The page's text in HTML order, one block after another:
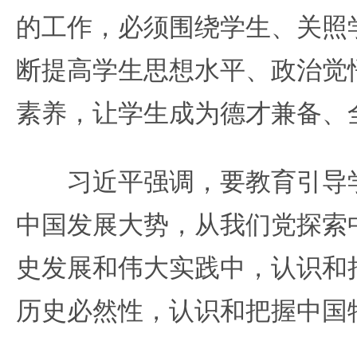
的工作，必须围绕学生、关
断提高学生思想水平、政治
素养，让学生成为德才兼备
习近平强调，要教育引导
中国发展大势，从我们党探
史发展和伟大实践中，认识
历史必然性，认识和把握中